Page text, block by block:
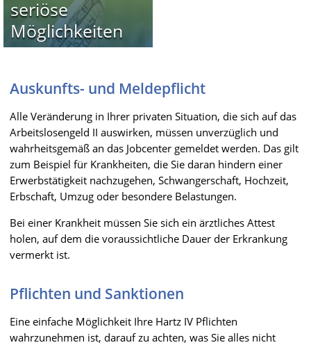
seriöse
Möglichkeiten
Auskunfts- und Meldepflicht
Alle Veränderung in Ihrer privaten Situation, die sich auf das
Arbeitslosengeld II auswirken, müssen unverzüglich und
wahrheitsgemäß an das Jobcenter gemeldet werden. Das gilt
zum Beispiel für Krankheiten, die Sie daran hindern einer
Erwerbstätigkeit nachzugehen, Schwangerschaft, Hochzeit,
Erbschaft, Umzug oder besondere Belastungen.
Bei einer Krankheit müssen Sie sich ein ärztliches Attest
holen, auf dem die voraussichtliche Dauer der Erkrankung
vermerkt ist.
Pflichten und Sanktionen
Eine einfache Möglichkeit Ihre Hartz IV Pflichten
wahrzunehmen ist, darauf zu achten, was Sie alles nicht